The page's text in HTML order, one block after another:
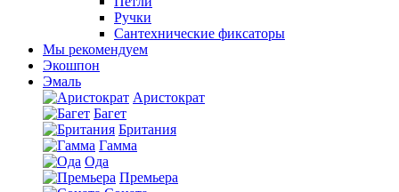
Ручки
Сантехнические фиксаторы
Мы рекомендуем
Экошпон
Эмаль
Аристократ
Багет
Британия
Гамма
Ода
Премьера